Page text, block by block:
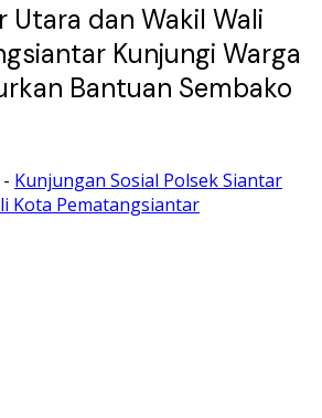
Utara dan Wakil Wali
Kunjungi Warga
Bantuan Sembako
- Kunjungan Sosial Polsek Siantar
Kota Pematangsiantar